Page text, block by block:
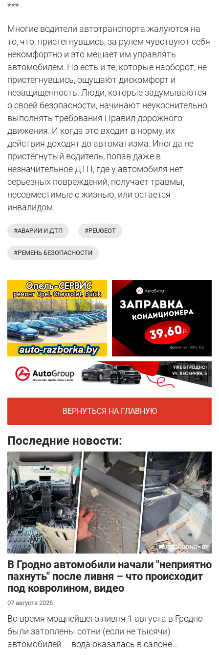
***
Многие водители автотранспорта жалуются на
то, что, пристегнувшись, за рулем чувствуют себя
некомфортно и это мешает им управлять
автомобилем. Но есть и те, которые наоборот, не
пристегнувшись, ощущают дискомфорт и
незащищенность. Люди, которые задумываются
о своей безопасности, начинают неукоснительно
выполнять требования Правил дорожного
движения. И когда это входит в норму, их
действия доходят до автоматизма. Иногда не
пристёгнутый водитель, попав даже в
незначительное ДТП, где у автомобиля нет
серьезных повреждений, получает травмы,
несовместимые с жизнью, или остается
инвалидом.
#АВАРИИ И ДТП #PEUGEOT
#РЕМЕНЬ БЕЗОПАСНОСТИ
ВЕРНУТЬСЯ НА ГЛАВНУЮ
Последние новости:
В Гродно автомобили начали "неприятно
пахнуть" после ливня – что происходит
под ковролином, видео
07 августа 2026
Во время мощнейшего ливня 1 августа в Гродно
были затоплены сотни (если не тысячи)
автомобилей – вода оказалась в салоне...